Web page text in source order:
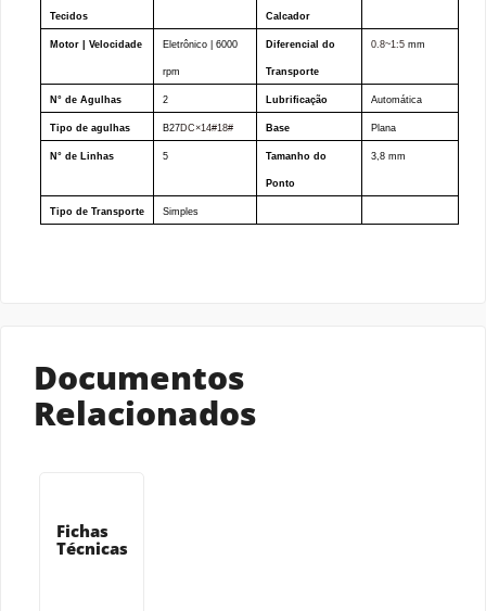
Tecidos Calcador
Motor | Velocidade Eletrônico | 6000
rpm
Diferencial do
Transporte
0.8~1:5 mm
N° de Agulhas 2 Lubrificação Automática
Tipo de agulhas B27DC×14#18# Base Plana
N° de Linhas 5 Tamanho do
Ponto
3,8 mm
Tipo de Transporte Simples
Documentos
Relacionados
Fichas
Técnicas